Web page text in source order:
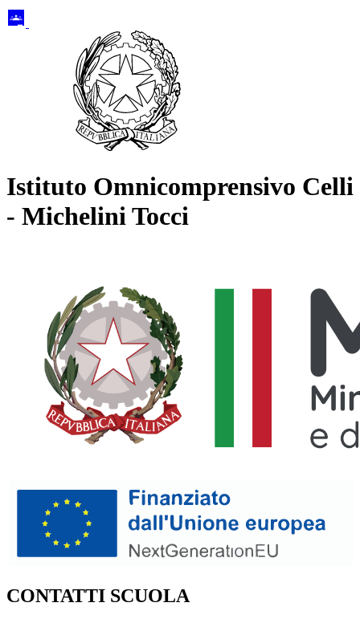
Istituto Omnicomprensivo Celli
- Michelini Tocci
CONTATTI SCUOLA